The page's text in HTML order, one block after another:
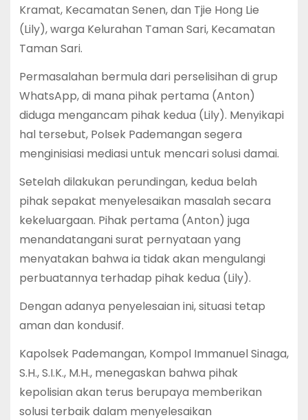
Kramat, Kecamatan Senen, dan Tjie Hong Lie
(Lily), warga Kelurahan Taman Sari, Kecamatan
Taman Sari.
Permasalahan bermula dari perselisihan di grup
WhatsApp, di mana pihak pertama (Anton)
diduga mengancam pihak kedua (Lily). Menyikapi
hal tersebut, Polsek Pademangan segera
menginisiasi mediasi untuk mencari solusi damai.
Setelah dilakukan perundingan, kedua belah
pihak sepakat menyelesaikan masalah secara
kekeluargaan. Pihak pertama (Anton) juga
menandatangani surat pernyataan yang
menyatakan bahwa ia tidak akan mengulangi
perbuatannya terhadap pihak kedua (Lily).
Dengan adanya penyelesaian ini, situasi tetap
aman dan kondusif.
Kapolsek Pademangan, Kompol Immanuel Sinaga,
S.H., S.I.K., M.H., menegaskan bahwa pihak
kepolisian akan terus berupaya memberikan
solusi terbaik dalam menyelesaikan